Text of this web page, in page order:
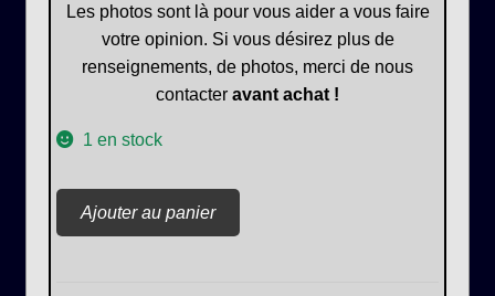
Les photos sont là pour vous aider a vous faire
votre opinion. Si vous désirez plus de
renseignements, de photos, merci de nous
contacter avant achat !
1 en stock
de
Ajouter au panier